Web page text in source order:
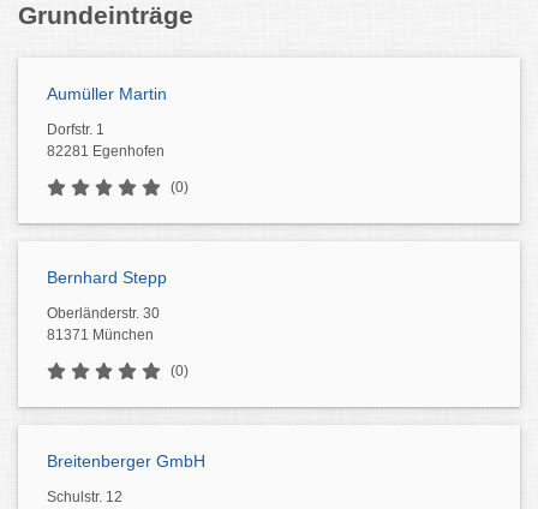
Grundeinträge
Aumüller Martin
Dorfstr. 1
82281 Egenhofen
(0)
Bernhard Stepp
Oberländerstr. 30
81371 München
(0)
Breitenberger GmbH
Schulstr. 12